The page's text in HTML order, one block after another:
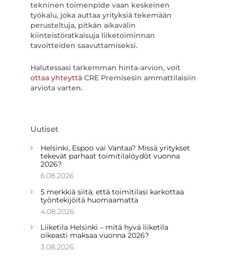
tekninen toimenpide vaan keskeinen
työkalu, joka auttaa yrityksiä tekemään
perusteltuja, pitkän aikavälin
kiinteistöratkaisuja liiketoiminnan
tavoitteiden saavuttamiseksi.
Halutessasi tarkemman hinta-arvion, voit
ottaa yhteyttäCRE Premisesin ammattilaisiin
arviota varten.
Uutiset
Helsinki, Espoo vai Vantaa? Missä yritykset
tekevät parhaat toimitilalöydöt vuonna
2026?
6.08.2026
5 merkkiä siitä, että toimitilasi karkottaa
työntekijöitä huomaamatta
4.08.2026
Liiketila Helsinki – mitä hyvä liiketila
oikeasti maksaa vuonna 2026?
3.08.2026